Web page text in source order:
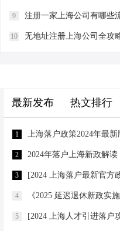
9 注册一家上海公司有哪些流程和费
10 无地址注册上海公司全攻略：轻松创业，节
最新发布 热文排行
1 上海落户政策2024年最新版！一篇文
2 2024年落户上海新政解读：落户上海
3 [2024 上海落户最新官方政策
4 《2025 延迟退休新政实
5 [2024 上海人才引进落户攻略